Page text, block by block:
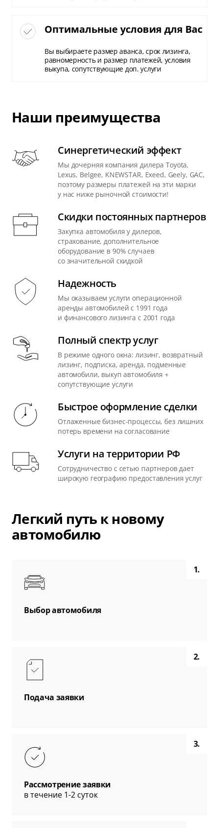
Оптимальные условия для Вас
Вы выбираете размер аванса, срок лизинга,
равномерность и размер платежей, условия
выкупа, сопутствующие доп. услуги
Наши преимущества
Синергетический эффект
Мы дочерняя компания дилера Toyota,
Lexus, Belgee, KNEWSTAR, Exeed, Geely, GAC,
поэтому размеры платежей на эти марки
у нас ниже рыночной стоимости!
Скидки постоянных партнеров
Закупка автомобиля у дилеров,
страхование, дополнительное
оборудование в 90% случаев
со значительной скидкой
Надежность
Мы оказываем услуги операционной
аренды автомобилей с 1991 года
и финансового лизинга с 2001 года
Полный спектр услуг
В режиме одного окна: лизинг, возвратный
лизинг, подписка, аренда, подменные
автомобили, выкуп автомобиля +
сопутствующие услуги
Быстрое оформление сделки
Отлаженные бизнес-процессы, без лишних
потерь времени на согласование
Услуги на территории РФ
Сотрудничество с сетью партнеров дает
широкую географию предоставления услуг
Легкий путь к новому
автомобилю
1.
Выбор автомобиля
2.
Подача заявки
3.
Рассмотрение заявки
в течение 1-2 суток